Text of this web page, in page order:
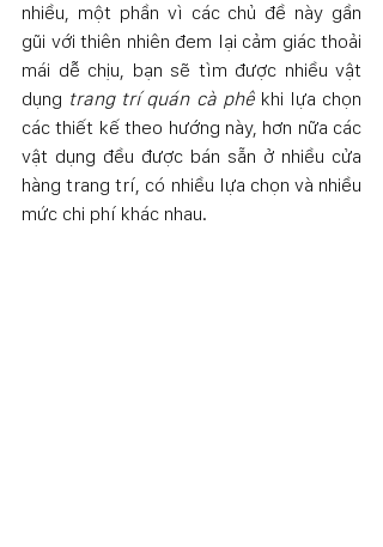
nhiều, một phần vì các chủ đề này gần
gũi với thiên nhiên đem lại cảm giác thoải
mái dễ chịu, bạn sẽ tìm được nhiều vật
dụng trang trí quán cà phê khi lựa chọn
các thiết kế theo hướng này, hơn nữa các
vật dụng đều được bán sẵn ở nhiều cửa
hàng trang trí, có nhiều lựa chọn và nhiều
mức chi phí khác nhau.